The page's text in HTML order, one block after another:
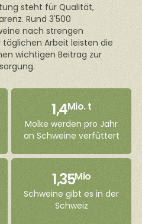
steht für Qualität,
Rund 3'500
nach strengen
täglichen Arbeit leisten die
wichtigen Beitrag zur
1,4Mio. t
Molke werden pro Jahr
an Schweine verfüttert
1,35Mio
Schweine gibt es in der
Schweiz